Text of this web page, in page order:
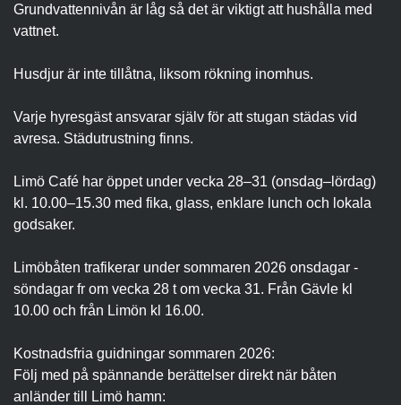
Grundvattennivån är låg så det är viktigt att hushålla med
vattnet.
Husdjur är inte tillåtna, liksom rökning inomhus.
Varje hyresgäst ansvarar själv för att stugan städas vid
avresa. Städutrustning finns.
Limö Café har öppet under vecka 28–31 (onsdag–lördag)
kl. 10.00–15.30 med fika, glass, enklare lunch och lokala
godsaker.
Limöbåten trafikerar under sommaren 2026 onsdagar -
söndagar fr om vecka 28 t om vecka 31. Från Gävle kl
10.00 och från Limön kl 16.00.
Kostnadsfria guidningar sommaren 2026:
Följ med på spännande berättelser direkt när båten
anländer till Limö hamn: